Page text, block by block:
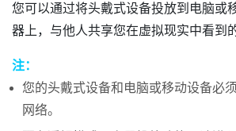
您可以通过将头戴式设备投放到电脑或
器上，与他人共享您在虚拟现实中看到
注：
您的头戴式设备和电脑或移动设备必
网络。